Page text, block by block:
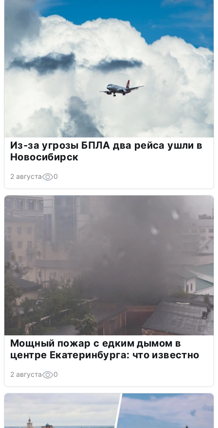
Из-за угрозы БПЛА два рейса ушли в
Новосибирск
2 августа 0
Мощный пожар с едким дымом в
центре Екатеринбурга: что известно
2 августа 0